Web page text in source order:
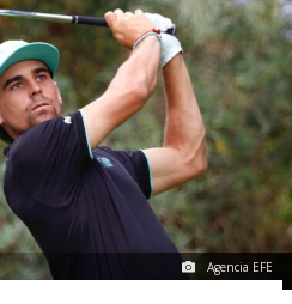
Agencia EFE